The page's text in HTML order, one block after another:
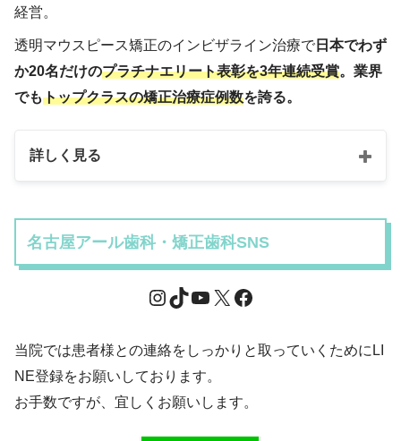
経営。
透明マウスピース矯正のインビザライン治療で 日本でわず
か20名だけのプラチナエリート表彰を3年連続受賞。業界
でもトップクラスの矯正治療症例数を誇る。
詳しく見る
名古屋アール歯科・矯正歯科SNS
当院では患者様との連絡をしっかりと取っていくためにLI
NE登録をお願いしております。
お手数ですが、宜しくお願いします。